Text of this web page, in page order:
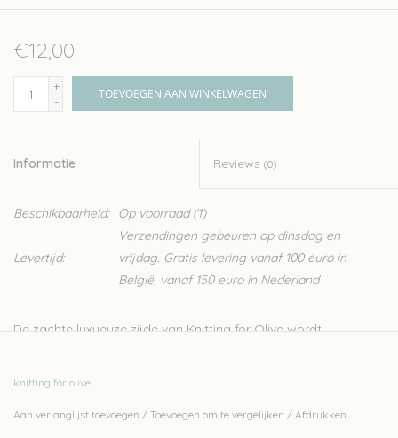
€12,00
+
-
TOEVOEGEN AAN WINKELWAGEN
Informatie Reviews (0)
Beschikbaarheid: Op voorraad(1)
Levertijd:
Verzendingen gebeuren op dinsdag en
vrijdag. Gratis levering vanaf 100 euro in
België, vanaf 150 euro in Nederland
De zachte luxueuze zijde van Knitting for Olive wordt
voor kinderen en baby’s. De zijde van Knitting for Olive, is
knitting for olive
Aan verlanglijst toevoegen / Toevoegen om te vergelijken / Afdrukken